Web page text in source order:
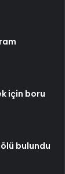
için boru
bulundu